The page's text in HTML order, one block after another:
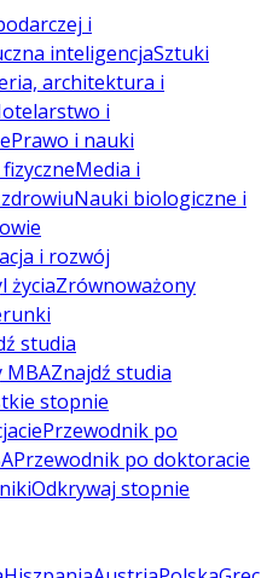
i
inteligencjaSztuki
architektura i
i
Prawo i nauki
Media i
Nauki biologiczne i
i rozwój
życiaZrównoważony
studia
MBAZnajdź studia
stopnie
Przewodnik po
Przewodnik po doktoracie
Odkrywaj stopnie